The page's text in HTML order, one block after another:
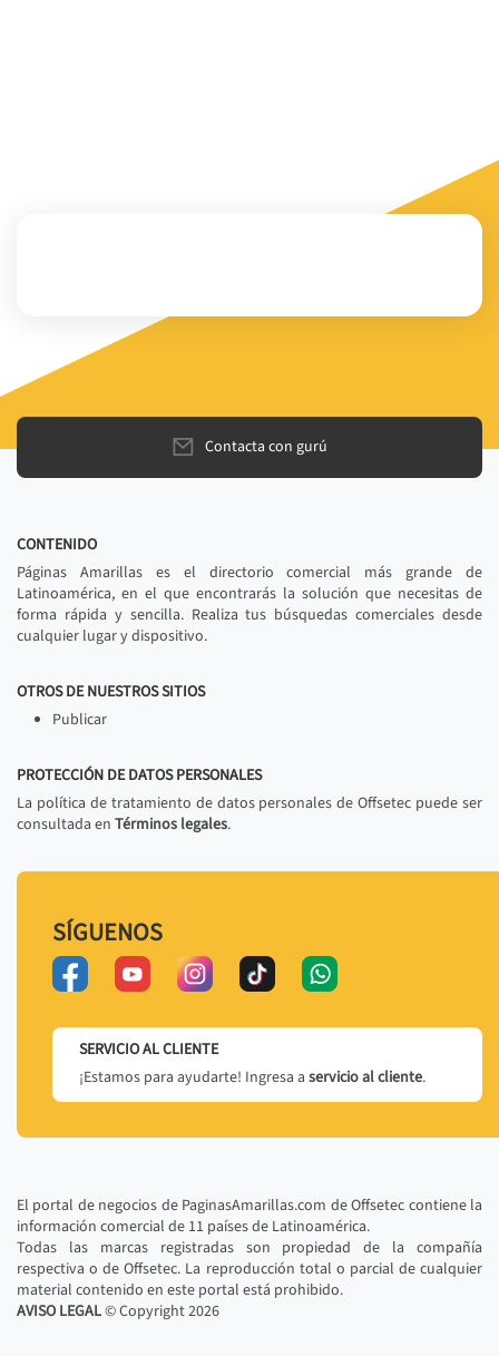
Contacta con gurú
CONTENIDO
Páginas Amarillas es el directorio comercial más grande de
Latinoamérica, en el que encontrarás la solución que necesitas de
forma rápida y sencilla. Realiza tus búsquedas comerciales desde
cualquier lugar y dispositivo.
OTROS DE NUESTROS SITIOS
Publicar
PROTECCIÓN DE DATOS PERSONALES
La política de tratamiento de datos personales de Offsetec puede ser
consultada en Términos legales.
SÍGUENOS
SERVICIO AL CLIENTE
¡Estamos para ayudarte! Ingresa a servicio al cliente.
El portal de negocios de PaginasAmarillas.com de Offsetec contiene la
información comercial de 11 países de Latinoamérica.
Todas las marcas registradas son propiedad de la compañía
respectiva o de Offsetec. La reproducción total o parcial de cualquier
material contenido en este portal está prohibido.
AVISO LEGAL© Copyright2026